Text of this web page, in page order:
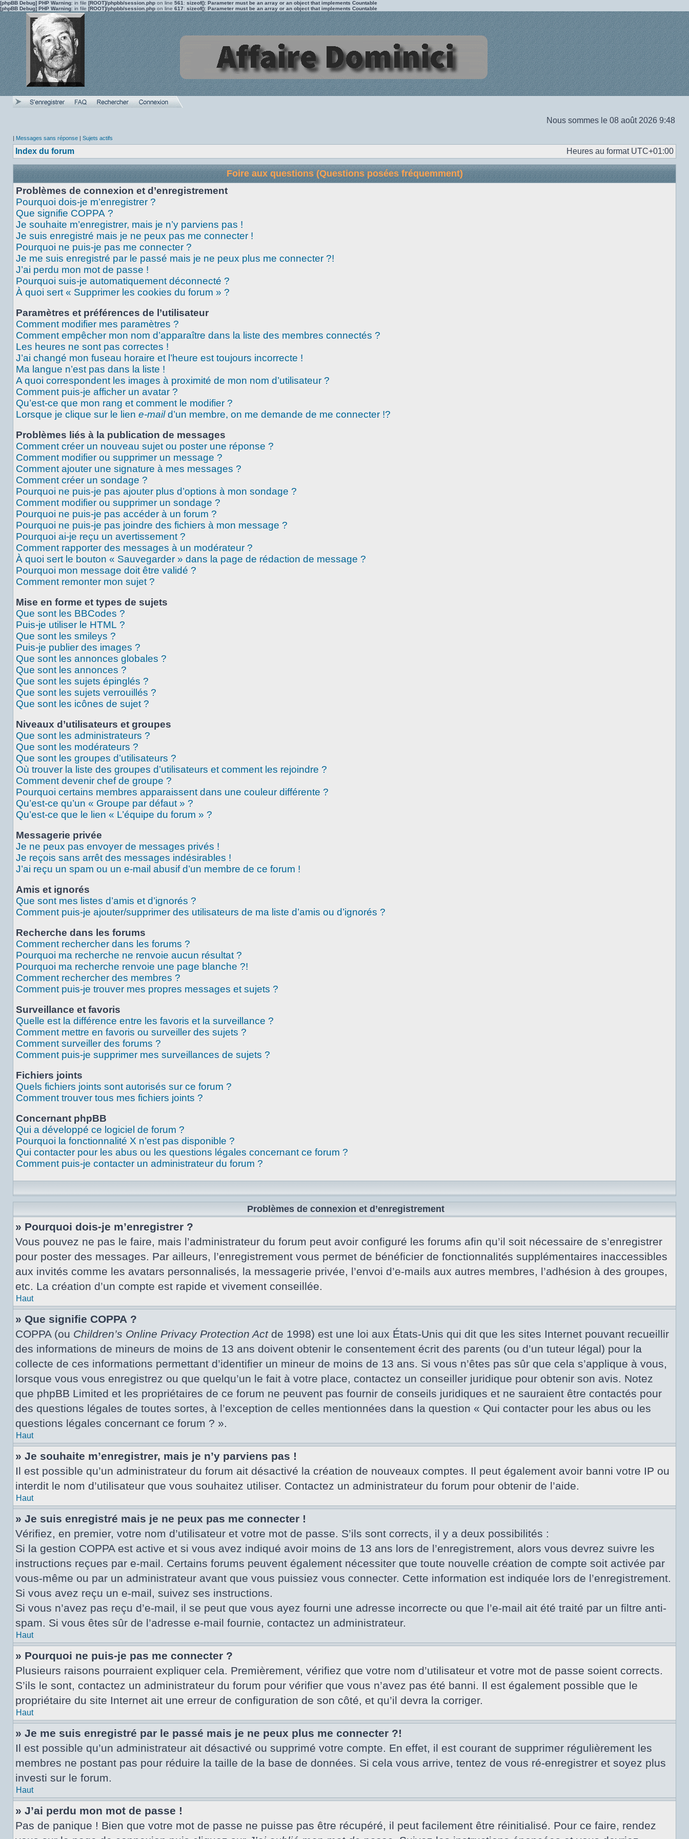
[phpBB Debug] PHP Warning: in file [ROOT]/phpbb/session.php on line 561 : sizeof(): Parameter must be an array or an object that implements Countable
[phpBB Debug] PHP Warning: in file [ROOT]/phpbb/session.php on line 617: sizeof(): Parameter must be an array or an object that implements Countable
Nous sommes le 08 août 2026 9:48
| Messages sans réponse | Sujets actifs
Index du forum Heures au format UTC+01:00
Foire aux questions (Questions posées fréquemment)
Problèmes de connexion et d’enregistrement
Pourquoi dois-je m’enregistrer ?
Que signifie COPPA ?
Je souhaite m’enregistrer, mais je n’y parviens pas !
Je suis enregistré mais je ne peux pas me connecter !
Pourquoi ne puis-je pas me connecter ?
Je me suis enregistré par le passé mais je ne peux plus me connecter ?!
J’ai perdu mon mot de passe !
Pourquoi suis-je automatiquement déconnecté ?
À quoi sert « Supprimer les cookies du forum » ?
Paramètres et préférences de l’utilisateur
Comment modifier mes paramètres ?
Comment empêcher mon nom d’apparaître dans la liste des membres connectés ?
Les heures ne sont pas correctes !
J’ai changé mon fuseau horaire et l’heure est toujours incorrecte !
Ma langue n’est pas dans la liste !
A quoi correspondent les images à proximité de mon nom d’utilisateur ?
Comment puis-je afficher un avatar ?
Qu’est-ce que mon rang et comment le modifier ?
Lorsque je clique sur le lien e-maild’un membre, on me demande de me connecter !?
Problèmes liés à la publication de messages
Comment créer un nouveau sujet ou poster une réponse ?
Comment modifier ou supprimer un message ?
Comment ajouter une signature à mes messages ?
Comment créer un sondage ?
Pourquoi ne puis-je pas ajouter plus d’options à mon sondage ?
Comment modifier ou supprimer un sondage ?
Pourquoi ne puis-je pas accéder à un forum ?
Pourquoi ne puis-je pas joindre des fichiers à mon message ?
Pourquoi ai-je reçu un avertissement ?
Comment rapporter des messages à un modérateur ?
À quoi sert le bouton « Sauvegarder » dans la page de rédaction de message ?
Pourquoi mon message doit être validé ?
Comment remonter mon sujet ?
Mise en forme et types de sujets
Que sont les BBCodes ?
Puis-je utiliser le HTML ?
Que sont les smileys ?
Puis-je publier des images ?
Que sont les annonces globales ?
Que sont les annonces ?
Que sont les sujets épinglés ?
Que sont les sujets verrouillés ?
Que sont les icônes de sujet ?
Niveaux d’utilisateurs et groupes
Que sont les administrateurs ?
Que sont les modérateurs ?
Que sont les groupes d’utilisateurs ?
Où trouver la liste des groupes d’utilisateurs et comment les rejoindre ?
Comment devenir chef de groupe ?
Pourquoi certains membres apparaissent dans une couleur différente ?
Qu’est-ce qu’un « Groupe par défaut » ?
Qu’est-ce que le lien « L’équipe du forum » ?
Messagerie privée
Je ne peux pas envoyer de messages privés !
Je reçois sans arrêt des messages indésirables !
J’ai reçu un spam ou un e-mail abusif d’un membre de ce forum !
Amis et ignorés
Que sont mes listes d’amis et d’ignorés ?
Comment puis-je ajouter/supprimer des utilisateurs de ma liste d’amis ou d’ignorés ?
Recherche dans les forums
Comment rechercher dans les forums ?
Pourquoi ma recherche ne renvoie aucun résultat ?
Pourquoi ma recherche renvoie une page blanche ?!
Comment rechercher des membres ?
Comment puis-je trouver mes propres messages et sujets ?
Surveillance et favoris
Quelle est la différence entre les favoris et la surveillance ?
Comment mettre en favoris ou surveiller des sujets ?
Comment surveiller des forums ?
Comment puis-je supprimer mes surveillances de sujets ?
Fichiers joints
Quels fichiers joints sont autorisés sur ce forum ?
Comment trouver tous mes fichiers joints ?
Concernant phpBB
Qui a développé ce logiciel de forum ?
Pourquoi la fonctionnalité X n’est pas disponible ?
Qui contacter pour les abus ou les questions légales concernant ce forum ?
Comment puis-je contacter un administrateur du forum ?
Problèmes de connexion et d’enregistrement
» Pourquoi dois-je m’enregistrer ?
Vous pouvez ne pas le faire, mais l’administrateur du forum peut avoir configuré les forums afin qu’il soit nécessaire de s’enregistrer
pour poster des messages. Par ailleurs, l’enregistrement vous permet de bénéficier de fonctionnalités supplémentaires inaccessibles
aux invités comme les avatars personnalisés, la messagerie privée, l’envoi d’e-mails aux autres membres, l’adhésion à des groupes,
etc. La création d’un compte est rapide et vivement conseillée.
Haut
» Que signifie COPPA ?
COPPA (ou Children’s Online Privacy Protection Actde 1998) est une loi aux États-Unis qui dit que les sites Internet pouvant recueillir
des informations de mineurs de moins de 13 ans doivent obtenir le consentement écrit des parents (ou d’un tuteur légal) pour la
collecte de ces informations permettant d’identifier un mineur de moins de 13 ans. Si vous n’êtes pas sûr que cela s’applique à vous,
lorsque vous vous enregistrez ou que quelqu’un le fait à votre place, contactez un conseiller juridique pour obtenir son avis. Notez
que phpBB Limited et les propriétaires de ce forum ne peuvent pas fournir de conseils juridiques et ne sauraient être contactés pour
des questions légales de toutes sortes, à l’exception de celles mentionnées dans la question « Qui contacter pour les abus ou les
questions légales concernant ce forum ? ».
Haut
» Je souhaite m’enregistrer, mais je n’y parviens pas !
Il est possible qu’un administrateur du forum ait désactivé la création de nouveaux comptes. Il peut également avoir banni votre IP ou
interdit le nom d’utilisateur que vous souhaitez utiliser. Contactez un administrateur du forum pour obtenir de l’aide.
Haut
» Je suis enregistré mais je ne peux pas me connecter !
Vérifiez, en premier, votre nom d’utilisateur et votre mot de passe. S’ils sont corrects, il y a deux possibilités :
Si la gestion COPPA est active et si vous avez indiqué avoir moins de 13 ans lors de l’enregistrement, alors vous devrez suivre les
instructions reçues par e-mail. Certains forums peuvent également nécessiter que toute nouvelle création de compte soit activée par
vous-même ou par un administrateur avant que vous puissiez vous connecter. Cette information est indiquée lors de l’enregistrement.
Si vous avez reçu un e-mail, suivez ses instructions.
Si vous n’avez pas reçu d’e-mail, il se peut que vous ayez fourni une adresse incorrecte ou que l’e-mail ait été traité par un filtre anti-
spam. Si vous êtes sûr de l’adresse e-mail fournie, contactez un administrateur.
Haut
» Pourquoi ne puis-je pas me connecter ?
Plusieurs raisons pourraient expliquer cela. Premièrement, vérifiez que votre nom d’utilisateur et votre mot de passe soient corrects.
S’ils le sont, contactez un administrateur du forum pour vérifier que vous n’avez pas été banni. Il est également possible que le
propriétaire du site Internet ait une erreur de configuration de son côté, et qu’il devra la corriger.
Haut
» Je me suis enregistré par le passé mais je ne peux plus me connecter ?!
Il est possible qu’un administrateur ait désactivé ou supprimé votre compte. En effet, il est courant de supprimer régulièrement les
membres ne postant pas pour réduire la taille de la base de données. Si cela vous arrive, tentez de vous ré-enregistrer et soyez plus
investi sur le forum.
Haut
» J’ai perdu mon mot de passe !
Pas de panique ! Bien que votre mot de passe ne puisse pas être récupéré, il peut facilement être réinitialisé. Pour ce faire, rendez